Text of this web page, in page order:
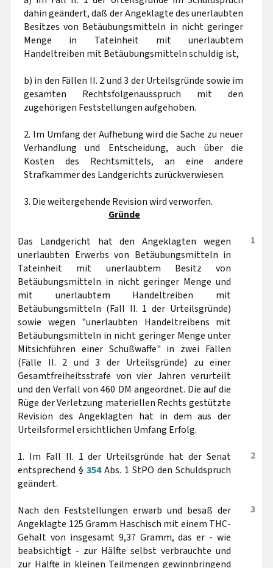
dahin geändert, daß der Angeklagte des unerlaubten
Besitzes von Betäubungsmitteln in nicht geringer
Menge in Tateinheit mit unerlaubtem
Handeltreiben mit Betäubungsmitteln schuldig ist,
b) in den Fällen II. 2 und 3 der Urteilsgründe sowie im
gesamten Rechtsfolgenausspruch mit den
zugehörigen Feststellungen aufgehoben.
2. Im Umfang der Aufhebung wird die Sache zu neuer
Verhandlung und Entscheidung, auch über die
Kosten des Rechtsmittels, an eine andere
Strafkammer des Landgerichts zurückverwiesen.
3. Die weitergehende Revision wird verworfen.
Gründe
1
Das Landgericht hat den Angeklagten wegen
unerlaubten Erwerbs von Betäubungsmitteln in
Tateinheit mit unerlaubtem Besitz von
Betäubungsmitteln in nicht geringer Menge und
mit unerlaubtem Handeltreiben mit
Betäubungsmitteln (Fall II. 1 der Urteilsgründe)
sowie wegen "unerlaubten Handeltreibens mit
Betäubungsmitteln in nicht geringer Menge unter
Mitsichführen einer Schußwaffe" in zwei Fällen
(Fälle II. 2 und 3 der Urteilsgründe) zu einer
Gesamtfreiheitsstrafe von vier Jahren verurteilt
und den Verfall von 460 DM angeordnet. Die auf die
Rüge der Verletzung materiellen Rechts gestützte
Revision des Angeklagten hat in dem aus der
Urteilsformel ersichtlichen Umfang Erfolg.
2
1. Im Fall II. 1 der Urteilsgründe hat der Senat
entsprechend § 354Abs. 1 StPO den Schuldspruch
geändert.
3
Nach den Feststellungen erwarb und besaß der
Angeklagte 125 Gramm Haschisch mit einem THC-
Gehalt von insgesamt 9,37 Gramm, das er - wie
beabsichtigt - zur Hälfte selbst verbrauchte und
zur Hälfte in kleinen Teilmengen gewinnbringend